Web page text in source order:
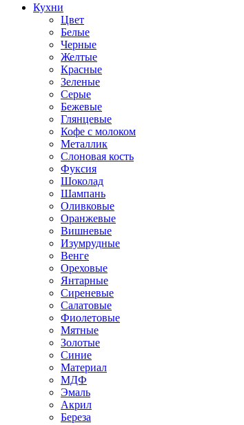
Кухни
Цвет
Белые
Черные
Желтые
Красные
Зеленые
Серые
Бежевые
Глянцевые
Кофе с молоком
Металлик
Слоновая кость
Фуксия
Шоколад
Шампань
Оливковые
Оранжевые
Вишневые
Изумрудные
Венге
Ореховые
Янтарные
Сиреневые
Салатовые
Фиолетовые
Мятные
Золотые
Синие
Материал
МДФ
Эмаль
Акрил
Береза